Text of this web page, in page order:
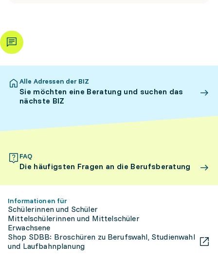
Alle Adressen der BIZ
Sie möchten eine Beratung und suchen das
nächste BIZ
FAQ
Die häufigsten Fragen an die Berufsberatung
Informationen für
Schülerinnen und Schüler
Mittelschülerinnen und Mittelschüler
Erwachsene
Shop SDBB: Broschüren zu Berufswahl, Studienwahl
und Laufbahnplanung